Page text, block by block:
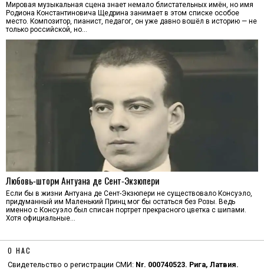
Мировая музыкальная сцена знает немало блистательных имён, но имя
Родиона Константиновича Щедрина занимает в этом списке особое
место. Композитор, пианист, педагог, он уже давно вошёл в историю — не
только российской, но…
Любовь‑шторм Антуана де Сент‑Экзюпери
Если бы в жизни Антуана де Сент-Экзюпери не существовало Консуэло,
придуманный им Маленький Принц мог бы остаться без Розы. Ведь
именно с Консуэло был списан портрет прекрасного цветка с шипами.
Хотя официальные…
О НАС
Свидетельство о регистрации СМИ: Nr. 000740523. Рига, Латвия.